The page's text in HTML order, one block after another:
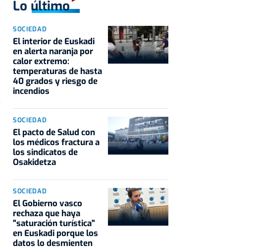
Lo último
SOCIEDAD
El interior de Euskadi
en alerta naranja por
calor extremo:
temperaturas de hasta
40 grados y riesgo de
incendios
SOCIEDAD
El pacto de Salud con
los médicos fractura a
los sindicatos de
Osakidetza
SOCIEDAD
El Gobierno vasco
rechaza que haya
"saturación turística"
en Euskadi porque los
datos lo desmienten